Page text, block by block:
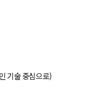
기술 중심으로)